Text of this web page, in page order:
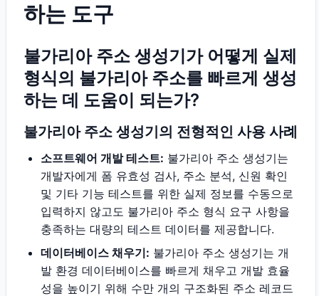
하는 도구
불가리아 주소 생성기가 어떻게 실제
형식의 불가리아 주소를 빠르게 생성
하는 데 도움이 되는가?
불가리아 주소 생성기의 전형적인 사용 사례
소프트웨어 개발 테스트: 불가리아 주소 생성기는
개발자에게 폼 유효성 검사, 주소 분석, 신원 확인
및 기타 기능 테스트를 위한 실제 정보를 수동으로
입력하지 않고도 불가리아 주소 형식 요구 사항을
충족하는 대량의 테스트 데이터를 제공합니다.
데이터베이스 채우기: 불가리아 주소 생성기는 개
발 환경 데이터베이스를 빠르게 채우고 개발 효율
성을 높이기 위해 수만 개의 구조화된 주소 레코드